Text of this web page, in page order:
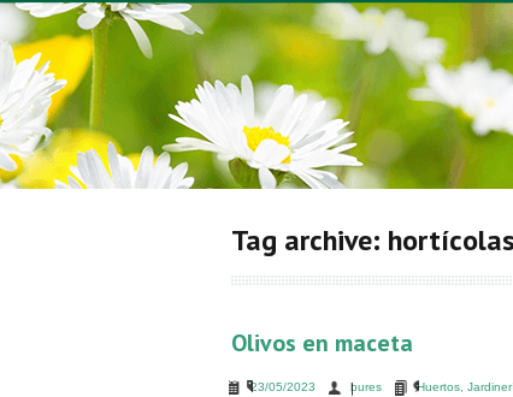
Tag archive: hortícolas
Olivos en maceta
23/05/2023 bures Huertos